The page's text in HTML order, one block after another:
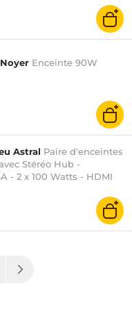
Enceinte 90W
Astral Paire d'enceintes
Stéréo Hub -
- 2 x 100 Watts - HDMI
/ RCA / USB-A / USB-B